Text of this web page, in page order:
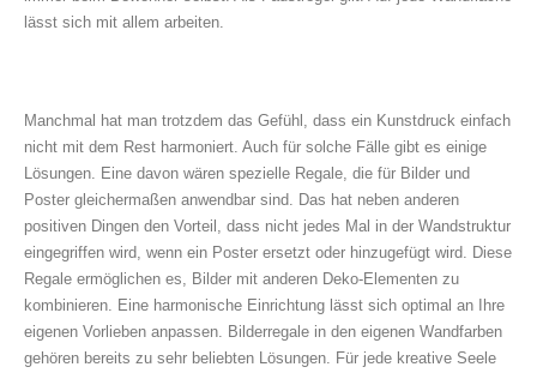
lässt sich mit allem arbeiten.
Manchmal hat man trotzdem das Gefühl, dass ein Kunstdruck einfach
nicht mit dem Rest harmoniert. Auch für solche Fälle gibt es einige
Lösungen. Eine davon wären spezielle Regale, die für Bilder und
Poster gleichermaßen anwendbar sind. Das hat neben anderen
positiven Dingen den Vorteil, dass nicht jedes Mal in der Wandstruktur
eingegriffen wird, wenn ein Poster ersetzt oder hinzugefügt wird. Diese
Regale ermöglichen es, Bilder mit anderen Deko-Elementen zu
kombinieren. Eine harmonische Einrichtung lässt sich optimal an Ihre
eigenen Vorlieben anpassen. Bilderregale in den eigenen Wandfarben
gehören bereits zu sehr beliebten Lösungen. Für jede kreative Seele